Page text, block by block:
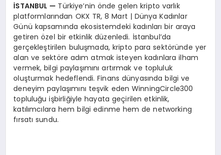
İSTANBUL — Türkiye’nin önde gelen kripto varlık
platformlarından OKX TR, 8 Mart | Dünya Kadınlar
Günü kapsamında ekosistemdeki kadınları bir araya
getiren özel bir etkinlik düzenledi. İstanbul’da
gerçekleştirilen buluşmada, kripto para sektöründe yer
alan ve sektöre adım atmak isteyen kadınlara ilham
vermek, bilgi paylaşımını artırmak ve topluluk
oluşturmak hedeflendi. Finans dünyasında bilgi ve
deneyim paylaşımını teşvik eden WinningCircle300
topluluğu işbirliğiyle hayata geçirilen etkinlik,
katılımcılara hem bilgi edinme hem de networking
fırsatı sundu.